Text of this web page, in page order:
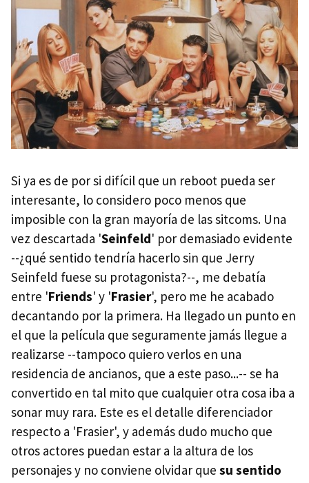
Si ya es de por si difícil que un reboot pueda ser
interesante, lo considero poco menos que
imposible con la gran mayoría de las sitcoms. Una
vez descartada 'Seinfeld' por demasiado evidente
--¿qué sentido tendría hacerlo sin que Jerry
Seinfeld fuese su protagonista?--, me debatía
entre 'Friends' y 'Frasier', pero me he acabado
decantando por la primera. Ha llegado un punto en
el que la película que seguramente jamás llegue a
realizarse --tampoco quiero verlos en una
residencia de ancianos, que a este paso...-- se ha
convertido en tal mito que cualquier otra cosa iba a
sonar muy rara. Este es el detalle diferenciador
respecto a 'Frasier', y además dudo mucho que
otros actores puedan estar a la altura de los
personajes y no conviene olvidar que su sentido